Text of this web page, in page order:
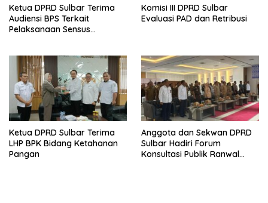
Ketua DPRD Sulbar Terima
Audiensi BPS Terkait
Pelaksanaan Sensus
Komisi III DPRD Sulbar
Evaluasi PAD dan Retribusi
Ketua DPRD Sulbar Terima
LHP BPK Bidang Ketahanan
Pangan
Anggota dan Sekwan DPRD
Sulbar Hadiri Forum
Konsultasi Publik Ranwal